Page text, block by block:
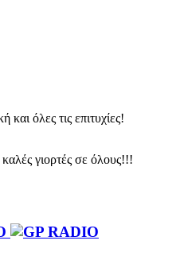
και όλες τις επιτυχίες!
γιορτές σε όλους!!!